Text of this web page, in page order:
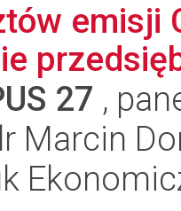
emisji
27 ,
Marcin